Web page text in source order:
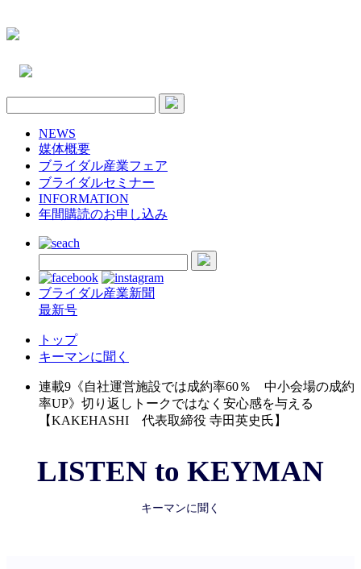
NEWS
媒体概要
ブライダル産業フェア
ブライダルセミナー
INFORMATION
年間購読のお申し込み
ブライダル産業新聞
最新号
トップ
キーマンに聞く
連載9《自社運営施設では成約率60％ 中小会場の成約
率UP》切り返しトークではなく安心感を与える
【KAKEHASHI 代表取締役 寺田英史氏】
LISTEN to KEYMAN
キーマンに聞く